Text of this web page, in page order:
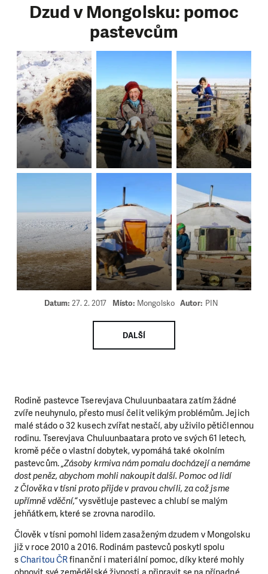
Dzud v Mongolsku: pomoc
pastevcům
Datum:27. 2. 2017 Místo: Mongolsko Autor: PIN
DALŠÍ
Rodině pastevce Tserevjava Chuluunbaatara zatím žádné
zvíře neuhynulo, přesto musí čelit velikým problémům. Jejich
malé stádo o 32 kusech zvířat nestačí, aby uživilo pětičlennou
rodinu. Tserevjava Chuluunbaatara proto ve svých 61 letech,
kromě péče o vlastní dobytek, vypomáhá také okolním
pastevcům.„Zásoby krmiva nám pomalu docházejí a nemáme
dost peněz, abychom mohli nakoupit další. Pomoc od lidí
z Člověka v tísni proto přijde v pravou chvíli, za což jsme
upřímně vděční,“vysvětluje pastevec a chlubí se malým
jehňátkem, které se zrovna narodilo.
Člověk v tísni pomohl lidem zasaženým dzudem v Mongolsku
již v roce 2010 a 2016. Rodinám pastevců poskytl spolu
sCharitou ČRfinanční i materiální pomoc, díky které mohly